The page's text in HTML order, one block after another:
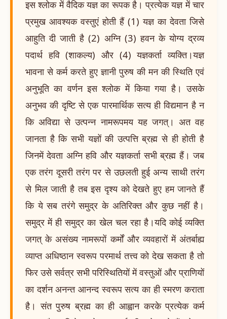
इस श्लोक में वैदिक यज्ञ का रूपक है। प्रत्येक यज्ञ में चार
प्रमुख आवश्यक वस्तुएं होती हैं (1) यज्ञ का देवता जिसे
आहुति दी जाती है (2) अग्नि (3) हवन के योग्य द्रव्य
पदार्थ हवि (शाकल्य) और (4) यज्ञकर्ता व्यक्ति।यज्ञ
भावना से कर्म करते हुए ज्ञानी पुरुष की मन की स्थिति एवं
अनुभूति का वर्णन इस श्लोक में किया गया है। उसके
अनुभव की दृष्टि से एक पारमार्थिक सत्य ही विद्यमान है न
कि अविद्या से उत्पन्न नामरूपमय यह जगत्। अत वह
जानता है कि सभी यज्ञों की उत्पत्ति ब्रह्म से ही होती है
जिनमें देवता अग्नि हवि और यज्ञकर्ता सभी ब्रह्म हैं। जब
एक तरंग दूसरी तरंग पर से उछलती हुई अन्य साथी तरंग
से मिल जाती है तब इस दृश्य को देखते हुए हम जानते हैं
कि ये सब तरंगे समुद्र के अतिरिक्त और कुछ नहीं है।
समुद्र में ही समुद्र का खेल चल रहा है।यदि कोई व्यक्ति
जगत् के असंख्य नामरूपों कर्मों और व्यवहारों में अंतर्बाह्य
व्याप्त अधिष्ठान स्वरूप परमार्थ तत्त्व को देख सकता है तो
फिर उसे सर्वत्र सभी परिस्थितियों में वस्तुओं और प्राणियों
का दर्शन अनन्त आनन्द स्वरूप सत्य का ही स्मरण कराता
है। संत पुरुष ब्रह्म का ही आह्वान करके प्रत्येक कर्म